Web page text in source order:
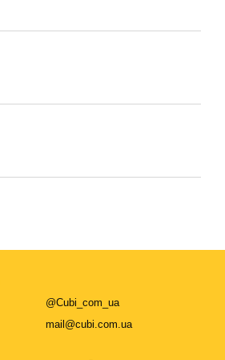
@Cubi_com_ua
mail@cubi.com.ua